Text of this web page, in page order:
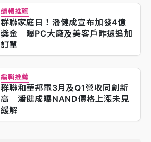
編輯推薦
群聯家庭日！潘健成宣布加發4億
獎金 曝PC大廠及美客戶昨還追加
訂單
編輯推薦
群聯和華邦電3月及Q1營收同創新
高 潘健成曝NAND價格上漲未見
緩解